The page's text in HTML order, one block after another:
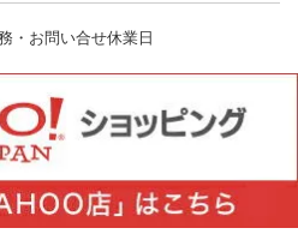
・お問い合せ休業日